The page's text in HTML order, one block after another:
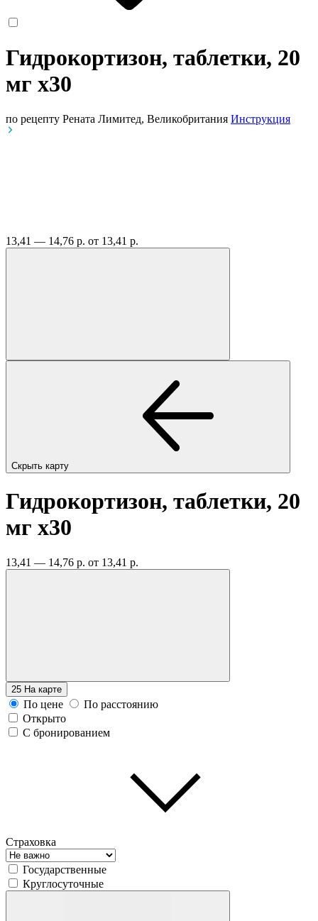
Гидрокортизон, таблетки, 20
мг x30
по рецепту Рената Лимитед, Великобритания Инструкция
13,41 — 14,76 р. от 13,41 р.
Скрыть карту
Гидрокортизон, таблетки, 20
мг x30
13,41 — 14,76 р. от 13,41 р.
25 На карте
По цене
По расстоянию
Открыто
С бронированием
Страховка
Государственные
Круглосуточные